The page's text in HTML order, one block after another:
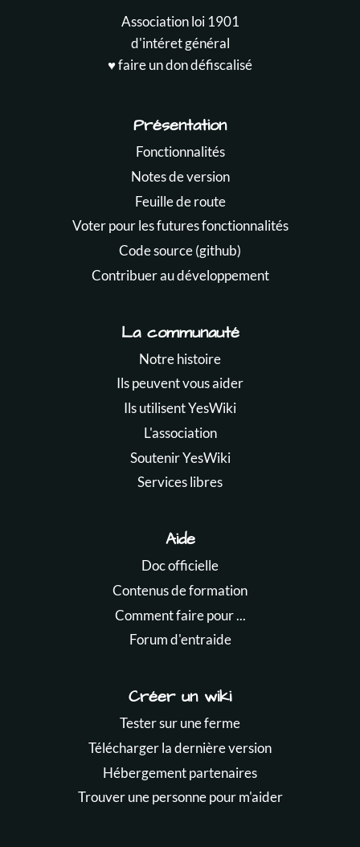
Association loi 1901
d'intéret général
♥️ faire un don défiscalisé
Présentation
Fonctionnalités
Notes de version
Feuille de route
Voter pour les futures fonctionnalités
Code source (github)
Contribuer au développement
La communauté
Notre histoire
Ils peuvent vous aider
Ils utilisent YesWiki
L'association
Soutenir YesWiki
Services libres
Aide
Doc officielle
Contenus de formation
Comment faire pour ...
Forum d'entraide
Créer un wiki
Tester sur une ferme
Télécharger la dernière version
Hébergement partenaires
Trouver une personne pour m'aider